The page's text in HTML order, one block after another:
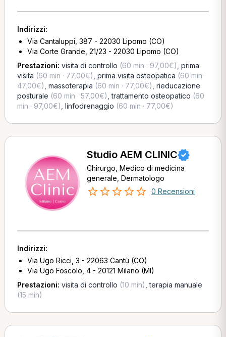
Indirizzi:
Via Cantaluppi, 387 - 22030 Lipomo (CO)
Via Corte Grande, 21/23 - 22030 Lipomo (CO)
Prestazioni: visita di controllo (60 min · 97,00€) prima
visita (60 min · 77,00€) prima visita osteopatica (60 min ·
47,00€) massoterapia (60 min · 77,00€) rieducazione
posturale (60 min · 57,00€) ,trattamento osteopatico (60
min · 97,00€) linfodrenaggio (60 min · 77,00€)
Studio AEM CLINIC
Chirurgo, Medico di medicina
generale, Dermatologo
0 Recensioni
Indirizzi:
Via Ugo Ricci, 3 - 22063 Cantù (CO)
Via Ugo Foscolo, 4 - 20121 Milano (MI)
Prestazioni: visita di controllo (10 min) ,terapia manuale
(15 min)